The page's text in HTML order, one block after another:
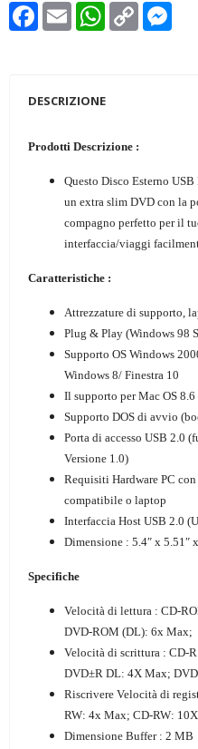
Facebook
Email WhatsApp
Copy
Link
DESCRIZIONE
Prodotti Descrizione :
Questo Disco Esterno
un extra slim DVD con la
compagno perfetto per il
interfaccia/viaggi
Caratteristiche :
Attrezzature di supporto,
Plug & Play (Windows 98
Supporto OS Windows
Windows 8/ Finestra 10
Il supporto per Mac OS
Supporto DOS di avvio
Porta di accesso USB 2.0
Versione 1.0)
Requisiti Hardware PC
compatibile o laptop
Interfaccia Host USB 2.0
Dimensione : 5.4″ x 5.51″
Specifiche
Velocità di lettura : CD-
DVD-ROM (DL): 6x Max;
Velocità di scrittura : CD-
DVD±R DL: 4X Max;
Riscrivere Velocità di
RW: 4x Max; CD-RW:
Dimensione Buffer : 2 MB